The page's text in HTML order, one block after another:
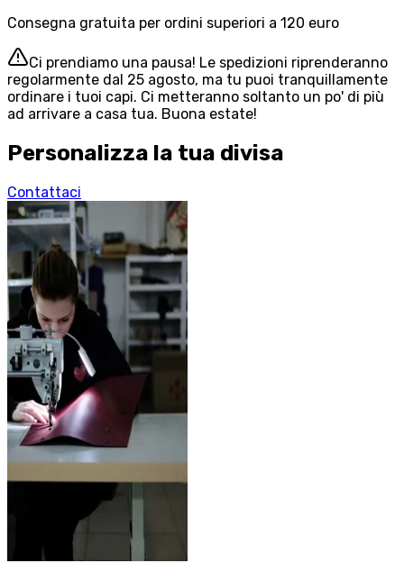
Consegna gratuita per ordini superiori a 120 euro
Ci prendiamo una pausa! Le spedizioni riprenderanno
regolarmente dal 25 agosto, ma tu puoi tranquillamente
ordinare i tuoi capi. Ci metteranno soltanto un po' di più
ad arrivare a casa tua. Buona estate!
Personalizza la tua divisa
Contattaci